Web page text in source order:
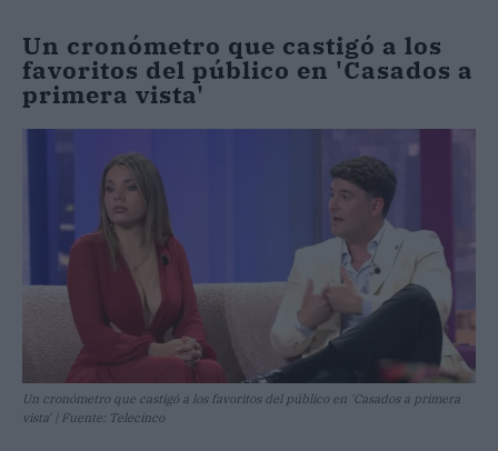
Un cronómetro que castigó a los
favoritos del público en 'Casados a
primera vista'
Un cronómetro que castigó a los favoritos del público en 'Casados a primera
vista' | Fuente: Telecinco